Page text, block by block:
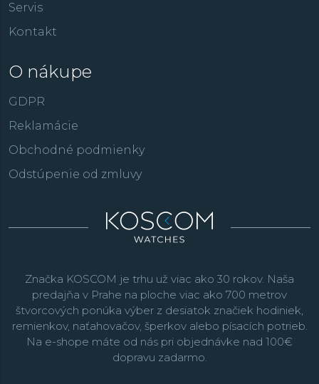
Servis
Kontakt
O nákupe
GDPR
Reklamácie
Obchodné podmienky
Odstúpenie od zmluvy
Značka KOSCOM je trhu už viac ako 30 rokov. Naša
predajňa v Prahe na ploche viac ako 700 metrov
štvorcových ponúka výber z desiatok značiek hodiniek,
remienkov, naťahovačov, šperkov alebo písacích potrieb.
Na e-shope máte od nás pri objednávke nad 100€
dopravu zadarmo.